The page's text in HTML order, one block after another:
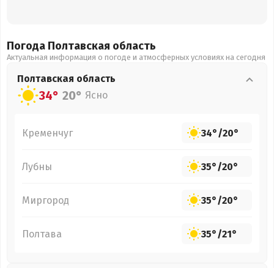
Погода Полтавская область
Актуальная информация о погоде и атмосферных условиях на сегодня
Полтавская область
34° 20° Ясно
Кременчуг 34°/20°
Лубны 35°/20°
Миргород 35°/20°
Полтава 35°/21°